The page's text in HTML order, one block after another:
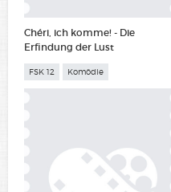
Chéri, ich komme! - Die
Erfindung der Lust
FSK 12 Komödie